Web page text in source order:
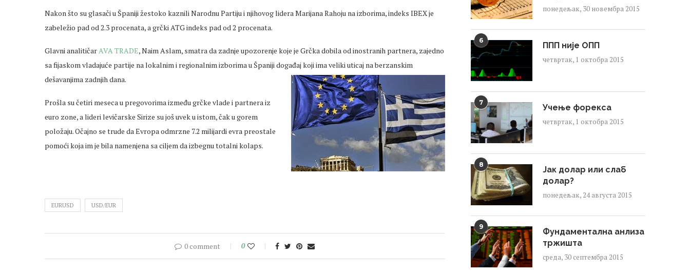
Nakon što su glasači u Španiji žestoko kaznili Narodnu Partiju i njihovog lidera Marijana Rahoju na izborima, indeks IBEX je
zabeležio pad od 2.3 procenata, a grčki ATG indeks pad od 2 procenata.
Glavni analitičar AVA TRADE, Naim Aslam, smatra da zadnje upozorenje koje je Grčka dobila od inostranih partnera, zajedno
sa fijaskom vladajuće partije na lokalnim i regionalnim izborima u Španiji događaj koji ima veliki uticaj na berzanskim
dešavanjima zadnjih dana.
Prošla su četiri meseca u pregovorima između grčke vlade i partnera iz
euro zone, a lideri levičarske Sirize su još uvek u istom, čak u gorem
položaju. Očajno se trude da Evropa odmrzne 7.2 milijardi evra preostale
pomoći koja im je bila namenjena sa ciljem da izbegnu totalni kolaps.
EURUSD USD/EUR
0 comment 0
понедељак, 30 новембра 2015
6 ППП није ОПП
четвртак, 1 октобра 2015
7 Учење форекса
четвртак, 1 октобра 2015
8
Јак долар или слаб
долар?
понедељак, 24 августа 2015
9
Фундаментална анлиза
тржишта
среда, 30 септембра 2015